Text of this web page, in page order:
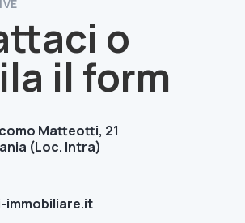
o
il form
Matteotti, 21
(Loc. Intra)
immobiliare.it